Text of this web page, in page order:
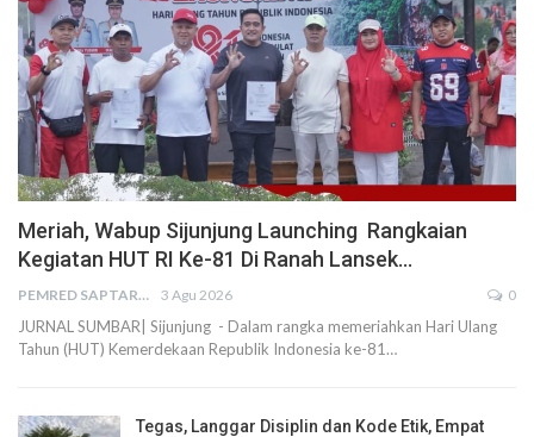
Meriah, Wabup Sijunjung Launching Rangkaian
Kegiatan HUT RI Ke-81 Di Ranah Lansek…
PEMRED SAPTARIUS 3 Agu 2026 0
JURNAL SUMBAR| Sijunjung - Dalam rangka memeriahkan Hari Ulang
Tahun (HUT) Kemerdekaan Republik Indonesia ke-81…
Tegas, Langgar Disiplin dan Kode Etik, Empat